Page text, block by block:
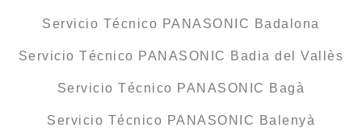
Servicio Técnico PANASONIC Badalona
Servicio Técnico PANASONIC Badia del Vallès
Servicio Técnico PANASONIC Bagà
Servicio Técnico PANASONIC Balenyà